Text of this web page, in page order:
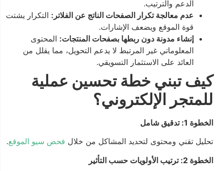
الدعم والترتيب.
عدم معالجة تكرار الصفحات الناتج عن الفلاتر: التكرار يشتت
قوة الموقع ويضعف الإشارات.
إنشاء مدونة دون ربطها بصفحات المنتجات:المحتوى
المعلوماتي غير المرتبط لا يدعم التحويل، مما يقلل من
العائد على الاستثمار التسويقي.
كيف تبني خطة تحسين عملية
للمتجر الإلكتروني؟
الخطوة 1: تدقيق شامل
تحليل تقني ومحتوى لتحديد المشاكل من خلال
فحص سيو الموقع.
الخطوة 2: ترتيب الأولويات حسب التأثير